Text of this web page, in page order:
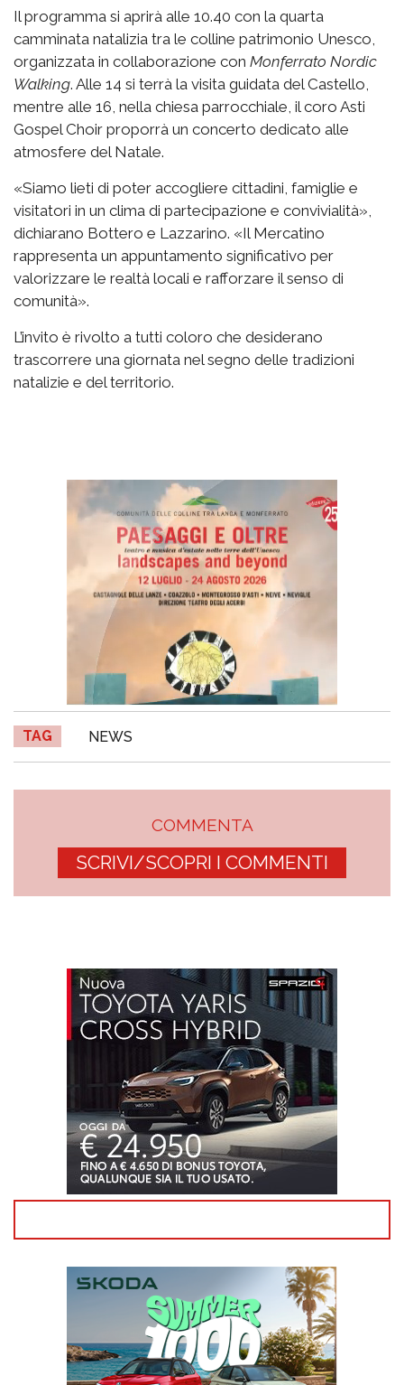
Il programma si aprirà alle 10.40 con la quarta
camminata natalizia tra le colline patrimonio Unesco,
organizzata in collaborazione con Monferrato Nordic
Walking. Alle 14 si terrà la visita guidata del Castello,
mentre alle 16, nella chiesa parrocchiale, il coro Asti
Gospel Choir proporrà un concerto dedicato alle
atmosfere del Natale.
«Siamo lieti di poter accogliere cittadini, famiglie e
visitatori in un clima di partecipazione e convivialità»,
dichiarano Bottero e Lazzarino. «Il Mercatino
rappresenta un appuntamento significativo per
valorizzare le realtà locali e rafforzare il senso di
comunità».
L’invito è rivolto a tutti coloro che desiderano
trascorrere una giornata nel segno delle tradizioni
natalizie e del territorio.
TAG NEWS
COMMENTA
SCRIVI/SCOPRI I COMMENTI